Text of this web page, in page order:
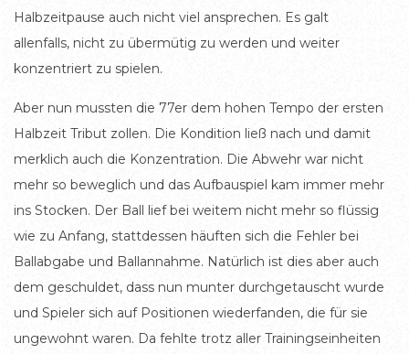
Halbzeitpause auch nicht viel ansprechen. Es galt
allenfalls, nicht zu übermütig zu werden und weiter
konzentriert zu spielen.
Aber nun mussten die 77er dem hohen Tempo der ersten
Halbzeit Tribut zollen. Die Kondition ließ nach und damit
merklich auch die Konzentration. Die Abwehr war nicht
mehr so beweglich und das Aufbauspiel kam immer mehr
ins Stocken. Der Ball lief bei weitem nicht mehr so flüssig
wie zu Anfang, stattdessen häuften sich die Fehler bei
Ballabgabe und Ballannahme. Natürlich ist dies aber auch
dem geschuldet, dass nun munter durchgetauscht wurde
und Spieler sich auf Positionen wiederfanden, die für sie
ungewohnt waren. Da fehlte trotz aller Trainingseinheiten